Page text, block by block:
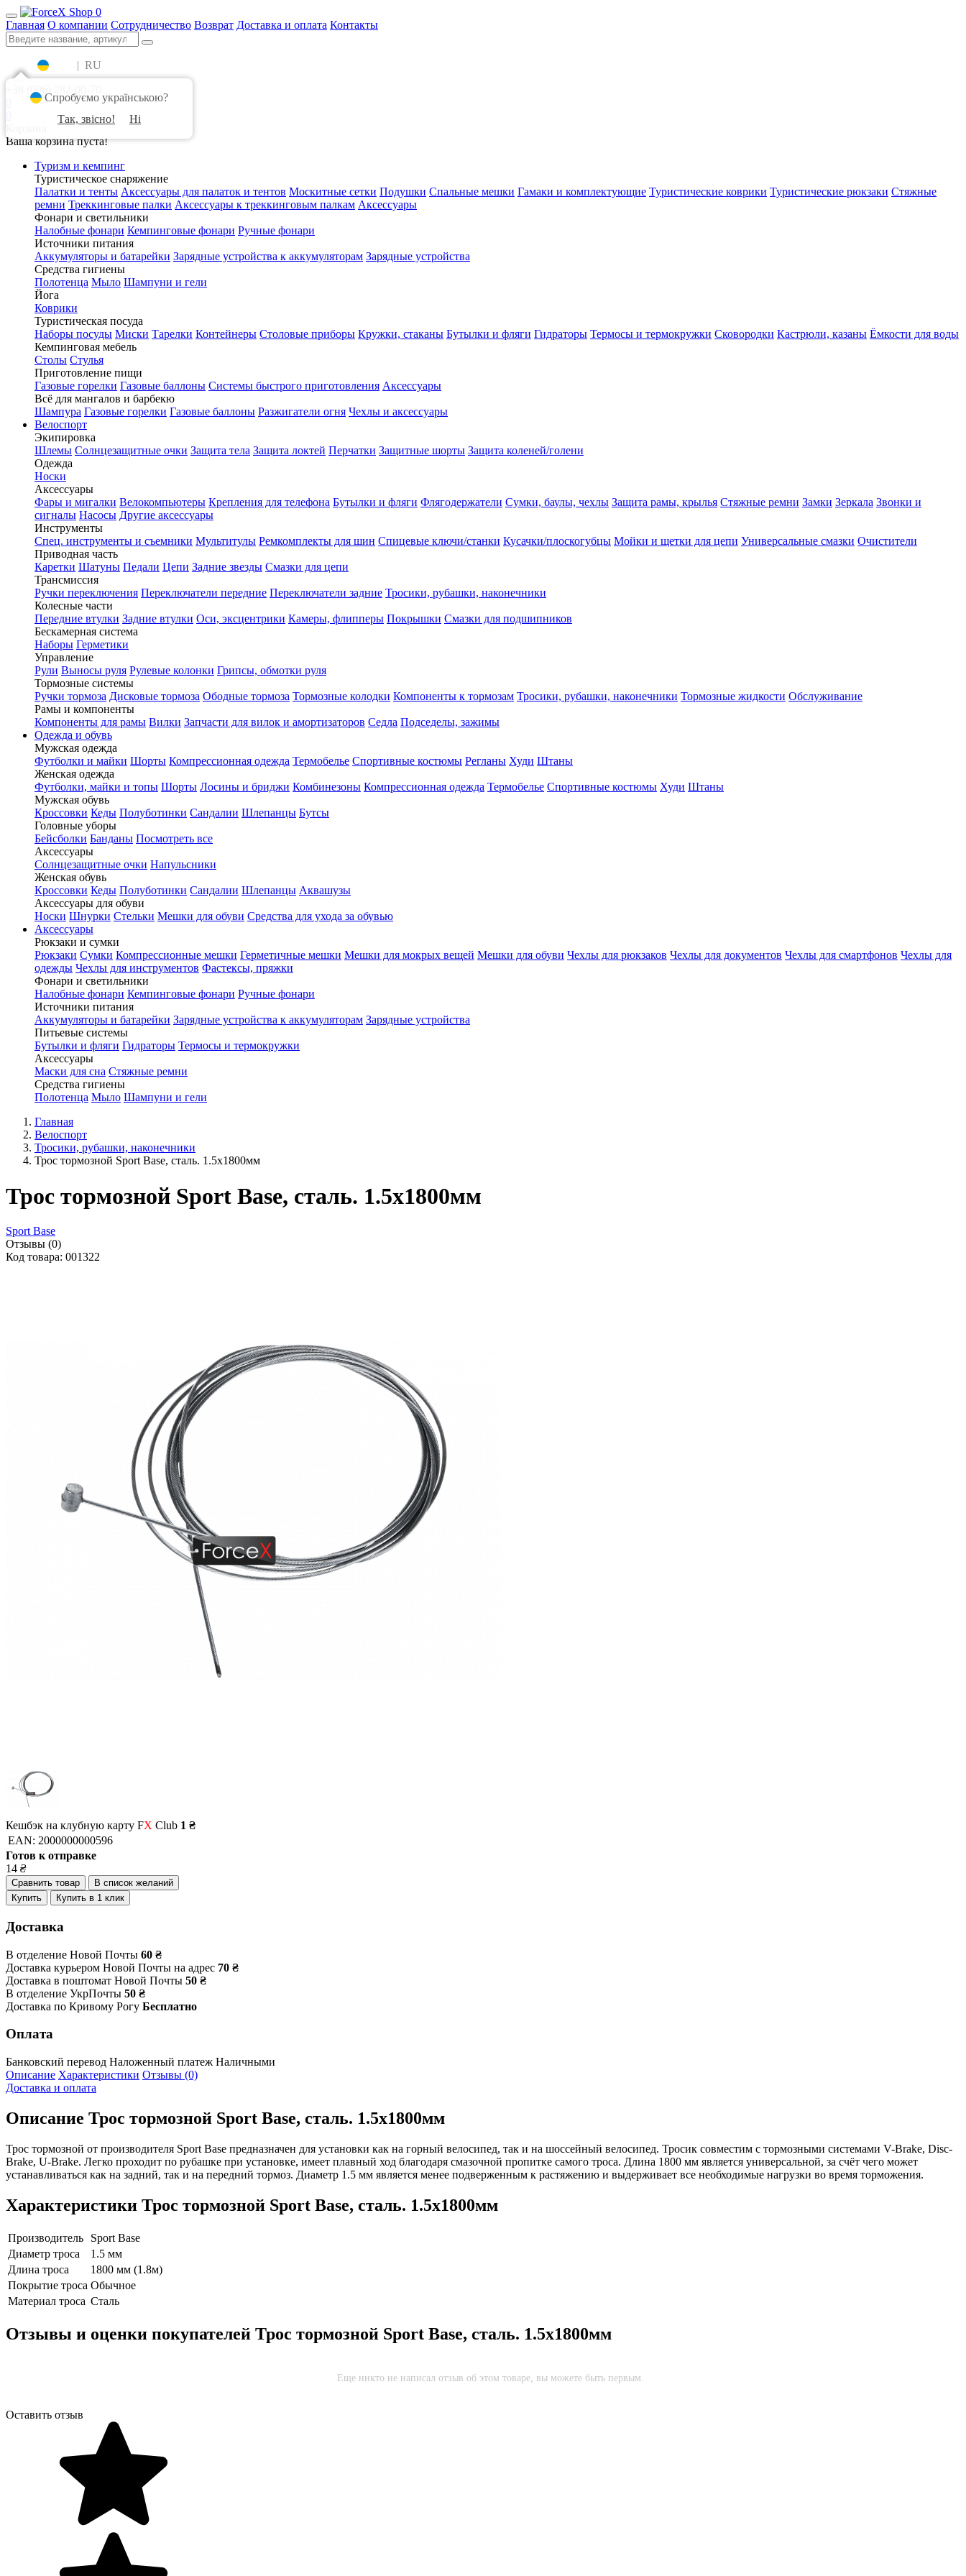
0
Главная О компании Сотрудничество Возврат Доставка и оплата Контакты
| RU
+38 (096) 282-00-70
Ваша корзина пуста!
Туризм и кемпинг
Туристическое снаряжение
Палатки и тенты Аксессуары для палаток и тентов Москитные сетки Подушки Спальные мешки Гамаки и комплектующие Туристические коврики Туристические рюкзаки Стяжные
ремни Треккинговые палки Аксессуары к треккинговым палкам Аксессуары
Фонари и светильники
Налобные фонари Кемпинговые фонари Ручные фонари
Источники питания
Аккумуляторы и батарейки Зарядные устройства к аккумуляторам Зарядные устройства
Средства гигиены
Полотенца Мыло Шампуни и гели
Йога
Коврики
Туристическая посуда
Наборы посуды Миски Тарелки Контейнеры Столовые приборы Кружки, стаканы Бутылки и фляги Гидраторы Термосы и термокружки Сковородки Кастрюли, казаны Ёмкости для воды
Кемпинговая мебель
Столы Стулья
Приготовление пищи
Газовые горелки Газовые баллоны Системы быстрого приготовления Аксессуары
Всё для мангалов и барбекю
Шампура Газовые горелки Газовые баллоны Разжигатели огня Чехлы и аксессуары
Велоспорт
Экипировка
Шлемы Солнцезащитные очки Защита тела Защита локтей Перчатки Защитные шорты Защита коленей/голени
Одежда
Носки
Аксессуары
Фары и мигалки Велокомпьютеры Крепления для телефона Бутылки и фляги Флягодержатели Сумки, баулы, чехлы Защита рамы, крылья Стяжные ремни Замки Зеркала Звонки и
сигналы Насосы Другие аксессуары
Инструменты
Спец. инструменты и съемники Мультитулы Ремкомплекты для шин Спицевые ключи/станки Кусачки/плоскогубцы Мойки и щетки для цепи Универсальные смазки Очистители
Приводная часть
Каретки Шатуны Педали Цепи Задние звезды Смазки для цепи
Трансмиссия
Ручки переключения Переключатели передние Переключатели задние Тросики, рубашки, наконечники
Колесные части
Передние втулки Задние втулки Оси, эксцентрики Камеры, флипперы Покрышки Смазки для подшипников
Бескамерная система
Наборы Герметики
Управление
Рули Выносы руля Рулевые колонки Грипсы, обмотки руля
Тормозные системы
Ручки тормоза Дисковые тормоза Ободные тормоза Тормозные колодки Компоненты к тормозам Тросики, рубашки, наконечники Тормозные жидкости Обслуживание
Рамы и компоненты
Компоненты для рамы Вилки Запчасти для вилок и амортизаторов Седла Подседелы, зажимы
Одежда и обувь
Мужская одежда
Футболки и майки Шорты Компрессионная одежда Термобелье Спортивные костюмы Регланы Худи Штаны
Женская одежда
Футболки, майки и топы Шорты Лосины и бриджи Комбинезоны Компрессионная одежда Термобелье Спортивные костюмы Худи Штаны
Мужская обувь
Кроссовки Кеды Полуботинки Сандалии Шлепанцы Бутсы
Головные уборы
Бейсболки Банданы Посмотреть все
Аксессуары
Солнцезащитные очки Напульсники
Женская обувь
Кроссовки Кеды Полуботинки Сандалии Шлепанцы Аквашузы
Аксессуары для обуви
Носки Шнурки Стельки Мешки для обуви Средства для ухода за обувью
Аксессуары
Рюкзаки и сумки
Рюкзаки Сумки Компрессионные мешки Герметичные мешки Мешки для мокрых вещей Мешки для обуви Чехлы для рюкзаков Чехлы для документов Чехлы для смартфонов Чехлы для
одежды Чехлы для инструментов Фастексы, пряжки
Фонари и светильники
Налобные фонари Кемпинговые фонари Ручные фонари
Источники питания
Аккумуляторы и батарейки Зарядные устройства к аккумуляторам Зарядные устройства
Питьевые системы
Бутылки и фляги Гидраторы Термосы и термокружки
Аксессуары
Маски для сна Стяжные ремни
Средства гигиены
Полотенца Мыло Шампуни и гели
Главная
Велоспорт
Тросики, рубашки, наконечники
Трос тормозной Sport Base, сталь. 1.5x1800мм
Трос тормозной Sport Base, сталь. 1.5x1800мм
Sport Base
Отзывы (0)
Код товара: 001322
Кешбэк на клубную карту FX Club 1 ₴
EAN: 2000000000596
Готов к отправке
14 ₴
Сравнить товар
В список желаний
Купить
Купить в 1 клик
Доставка
В отделение Новой Почты 60 ₴
Доставка курьером Новой Почты на адрес 70 ₴
Доставка в поштомат Новой Почты 50 ₴
В отделение УкрПочты 50 ₴
Доставка по Кривому Рогу Бесплатно
Оплата
Банковский перевод Наложенный платеж Наличными
Описание Характеристики Отзывы (0)
Доставка и оплата
Описание Трос тормозной Sport Base, сталь. 1.5x1800мм
Трос тормозной от производителя Sport Base предназначен для установки как на горный велосипед, так и на шоссейный велосипед. Тросик совместим с тормозными системами V-Brake, Disc-
Brake, U-Brake. Легко проходит по рубашке при установке, имеет плавный ход благодаря смазочной пропитке самого троса. Длина 1800 мм является универсальной, за счёт чего может
устанавливаться как на задний, так и на передний тормоз. Диаметр 1.5 мм является менее подверженным к растяжению и выдерживает все необходимые нагрузки во время торможения.
Характеристики Трос тормозной Sport Base, сталь. 1.5x1800мм
Производитель
Sport Base
Диаметр троса
1.5 мм
Длина троса
1800 мм (1.8м)
Покрытие троса Обычное
Материал троса Сталь
Отзывы и оценки покупателей Трос тормозной Sport Base, сталь. 1.5x1800мм
Еще никто не написал отзыв об этом товаре, вы можете быть первым.
Оставить отзыв
Спробуємо українською?
Так, звісно!
Ні